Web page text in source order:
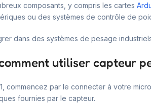
composants, y compris les cartes
ou des systèmes de contrôle de
dans des systèmes de pesage
utiliser capteur
commencez par le connecter à votre
fournies par le capteur.